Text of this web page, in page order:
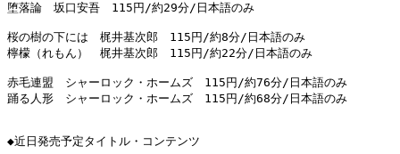
堕落論　坂口安吾　115円/約29分/日本語のみ
桜の樹の下には　梶井基次郎　115円/約8分/日本語のみ
檸檬（れもん）　梶井基次郎　115円/約22分/日本語のみ
赤毛連盟　シャーロック・ホームズ　115円/約76分/日本語のみ
踊る人形　シャーロック・ホームズ　115円/約68分/日本語のみ
◆近日発売予定タイトル・コンテンツ